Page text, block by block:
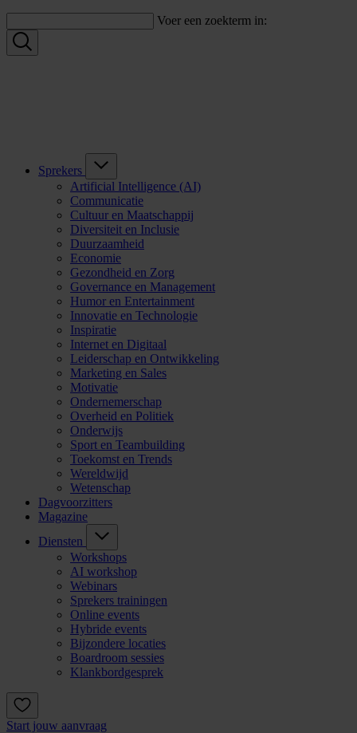
Voer een zoekterm in:
Sprekers
Artificial Intelligence (AI)
Communicatie
Cultuur en Maatschappij
Diversiteit en Inclusie
Duurzaamheid
Economie
Gezondheid en Zorg
Governance en Management
Humor en Entertainment
Innovatie en Technologie
Inspiratie
Internet en Digitaal
Leiderschap en Ontwikkeling
Marketing en Sales
Motivatie
Ondernemerschap
Overheid en Politiek
Onderwijs
Sport en Teambuilding
Toekomst en Trends
Wereldwijd
Wetenschap
Dagvoorzitters
Magazine
Diensten
Workshops
AI workshop
Webinars
Sprekers trainingen
Online events
Hybride events
Bijzondere locaties
Boardroom sessies
Klankbordgesprek
Start jouw aanvraag